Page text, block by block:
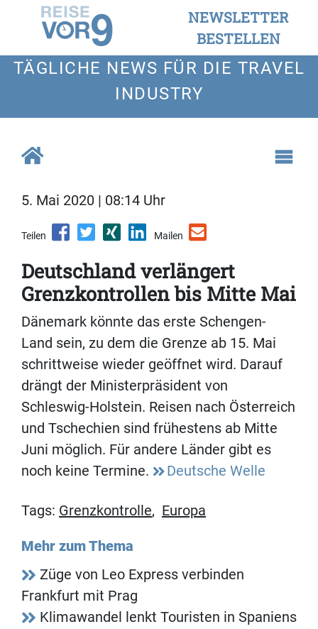
NEWSLETTER
BESTELLEN
TÄGLICHE NEWS FÜR DIE TRAVEL
INDUSTRY
5. Mai 2020 | 08:14 Uhr
Teilen Mailen
Deutschland verlängert
Grenzkontrollen bis Mitte Mai
Dänemark könnte das erste Schengen-
Land sein, zu dem die Grenze ab 15. Mai
schrittweise wieder geöffnet wird. Darauf
drängt der Ministerpräsident von
Schleswig-Holstein. Reisen nach Österreich
und Tschechien sind frühestens ab Mitte
Juni möglich. Für andere Länder gibt es
noch keine Termine.
Deutsche Welle
Tags: Grenzkontrolle, Europa
Mehr zum Thema
Züge von Leo Express verbinden
Frankfurt mit Prag
Klimawandel lenkt Touristen in Spaniens